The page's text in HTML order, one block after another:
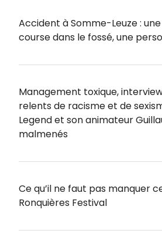
Accident à Somme-Leuze :
course dans le fossé, une
Management toxique,
relents de racisme et de
Legend et son animateur
malmenés
Ce qu’il ne faut pas manquer
Ronquières Festival